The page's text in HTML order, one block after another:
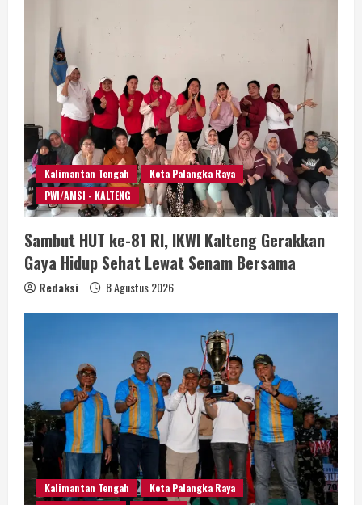
Kalimantan Tengah
Kota Palangka Raya
PWI/AMSI - KALTENG
Sambut HUT ke-81 RI, IKWI Kalteng Gerakkan
Gaya Hidup Sehat Lewat Senam Bersama
Redaksi 8 Agustus 2026
Kalimantan Tengah
Kota Palangka Raya